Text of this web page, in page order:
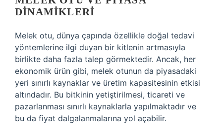
DINAMIKLERI
Melek otu, dünya çapında özellikle doğal tedavi
yöntemlerine ilgi duyan bir kitlenin artmasıyla
birlikte daha fazla talep görmektedir. Ancak, her
ekonomik ürün gibi, melek otunun da piyasadaki
yeri sınırlı kaynaklar ve üretim kapasitesinin etkisi
altındadır. Bu bitkinin yetiştirilmesi, ticareti ve
pazarlanması sınırlı kaynaklarla yapılmaktadır ve
bu da fiyat dalgalanmalarına yol açabilir.